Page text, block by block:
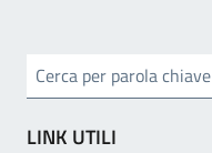
Cerca per parola chiave
LINK UTILI